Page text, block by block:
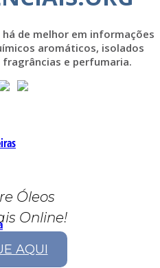
de melhor em informações
aromáticos, isolados
e perfumaria.
Óleos
Online!
AQUI